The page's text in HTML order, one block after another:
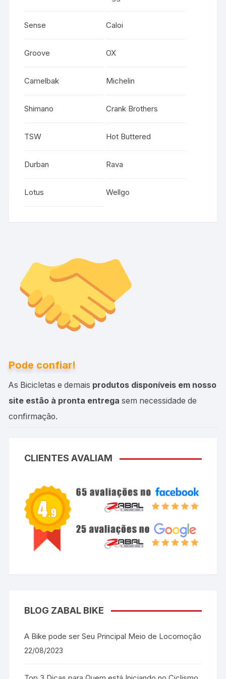
Sense Caloi
Groove OX
Camelbak Michelin
Shimano Crank Brothers
TSW Hot Buttered
Durban Rava
Lotus Wellgo
Pode confiar!
As Bicicletas e demais produtos disponíveis em nosso
site estão à pronta entrega sem necessidade de
confirmação.
CLIENTES AVALIAM
BLOG ZABAL BIKE
A Bike pode ser Seu Principal Meio de Locomoção
22/08/2023